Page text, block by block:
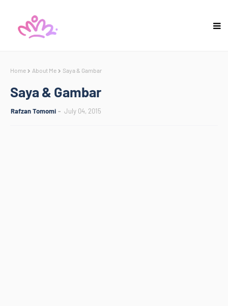
Home About Me Saya & Gambar
Saya & Gambar
Rafzan Tomomi July 04, 2015